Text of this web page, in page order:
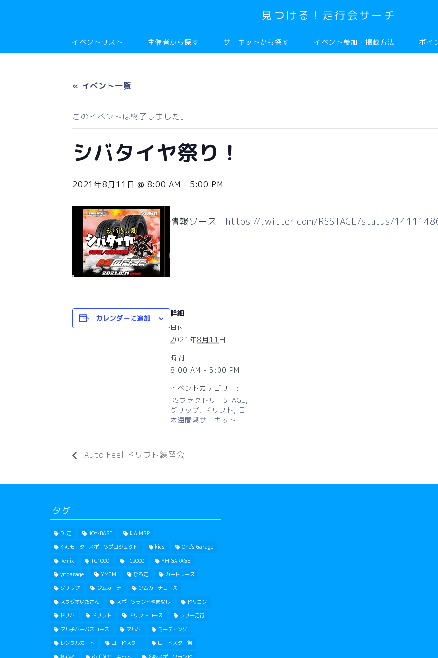
見つける！走行会サーチ
イベントリスト 主催者から探す サーキットから探す イベント参加・掲載方法 ポイ
« イベント一覧
このイベントは終了しました。
シバタイヤ祭り！
2021年8月11日 @ 8:00 AM - 5:00 PM
情報ソース： https://twitter.com/RSSTAGE/status/
カレンダーに追加
詳細
日付:
2021年8月11日
時間:
8:00 AM - 5:00 PM
イベントカテゴリー:
RSファクトリーSTAGE,
グリップ, ドリフト, 日
本海間瀬サーキット
Auto Feel ドリフト練習会
タグ
DJ走 JOY-BASE
K.A.MSP
K.A.モータースポーツプロジェクト
kics
One's Garage
Remix
TC1000 TC2000
YM GARAGE
ymgarage
YMGM ひろ走
カートレース
グリップ
ジムカーナ
ジムカーナコース
スタジオいたさん
スポーツランドやまなし
ドリコン
ドリパ
ドリフト ドリフトコース
フリー走行
マルチパーパスコース
マルパ
ミーティング
レンタルカート
ロードスター
ロードスター祭
初心者
南千葉サーキット 名阪スポーツランド